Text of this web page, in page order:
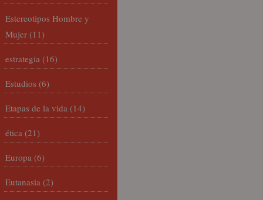
Estereotipos Hombre y
Mujer (11)
estrategia (16)
Estudios (6)
Etapas de la vida (14)
ética (21)
Europa (6)
Eutanasia (2)